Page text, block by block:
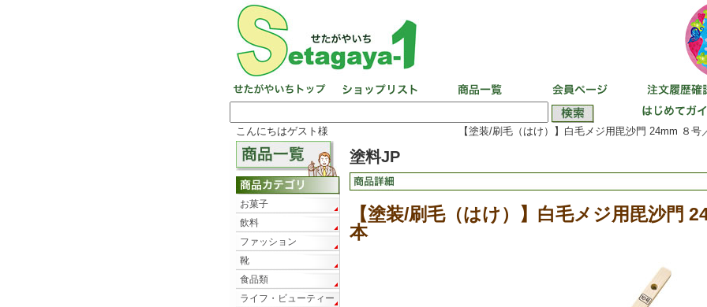
こんにちはゲスト様 【塗装/刷毛（はけ）】白毛メジ用毘沙門 24mm ８
塗料JP
【塗装/刷毛（はけ）】白毛メジ用毘沙門
本
お菓子
飲料
ファッション
靴
食品類
ライフ・ビューティー